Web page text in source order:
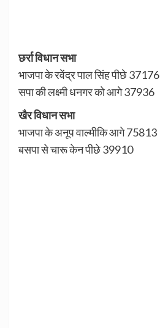
छर्रा विधान सभा
भाजपा के रवेंद्र पाल सिंह पीछे 37176
सपा की लक्ष्मी धनगर को आगे 37936
खैर विधान सभा
भाजपा के अनूप वाल्मीकि आगे 75813
बसपा से चारू केन पीछे 39910